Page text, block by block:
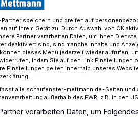
schwer verletzt
speichern und greifen auf
auf Ihrem Gerät zu. Durch Auswahl von OK
Partner verarbeiten Daten, um Ihnen
deaktiviert sind, sind manche Inhalte und
dieses Menü jederzeit wieder aufrufen,
indem Sie auf den Link Einstellungen
Einstellungen gelten innerhalb unseres
alle schaufenster-mettmann.de-Seiten und
außerhalb des EWR, z.B. in den
verarbeiten Daten, um